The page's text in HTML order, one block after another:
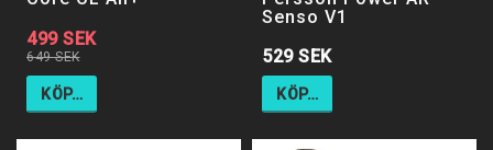
649 SEK
499 SEK
KÖP…
Senso V1
529 SEK
KÖP…